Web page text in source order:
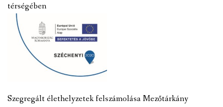
térségében
Szegregált élethelyzetek felszámolása Mezőtárkány